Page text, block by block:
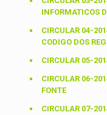
INFORMATICOS
CIRCULAR 04-
CODIGO DOS
CIRCULAR 05-
CIRCULAR 06-
FONTE
CIRCULAR 07-